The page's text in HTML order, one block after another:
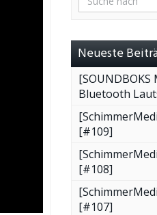
Neueste
Bluetooth
[#109]
[#108]
[#107]